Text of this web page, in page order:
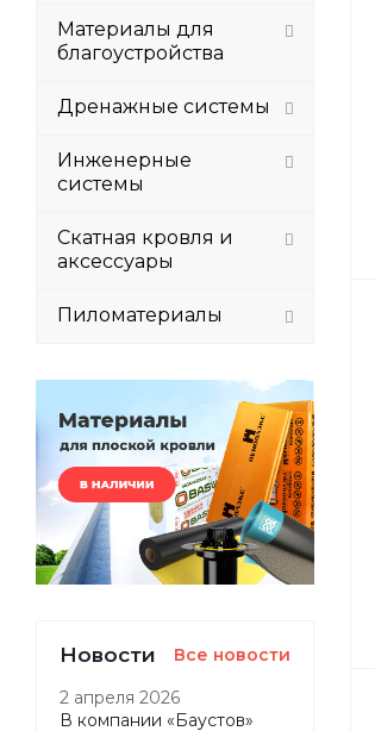
Материалы для
благоустройства
Дренажные системы
Инженерные
системы
Скатная кровля и
аксессуары
Пиломатериалы
Новости Все новости
2 апреля 2026
В компании «Баустов»